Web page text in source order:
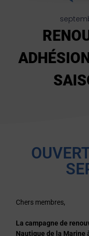
Chers membres,
La campagne de
Nautique de la Marine